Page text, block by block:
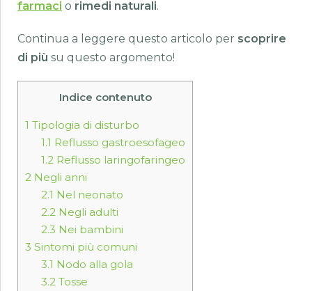
farmaci o rimedi naturali.
Continua a leggere questo articolo per scoprire
di più su questo argomento!
Indice contenuto
1 Tipologia di disturbo
1.1 Reflusso gastroesofageo
1.2Reflusso laringofaringeo
2 Negli anni
2.1 Nel neonato
2.2Negli adulti
2.3 Nei bambini
3 Sintomi più comuni
3.1 Nodo alla gola
3.2Tosse